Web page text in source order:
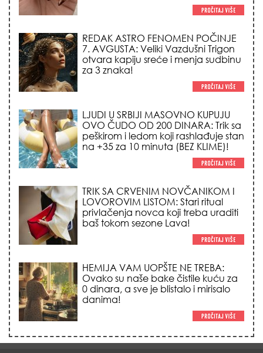
REDAK ASTRO FENOMEN POČINJE
7. AVGUSTA: Veliki Vazdušni Trigon
otvara kapiju sreće i menja sudbinu
za 3 znaka!
LJUDI U SRBIJI MASOVNO KUPUJU
OVO ČUDO OD 200 DINARA: Trik sa
peškirom i ledom koji rashlađuje stan
na +35 za 10 minuta (BEZ KLIME)!
TRIK SA CRVENIM NOVČANIKOM I
LOVOROVIM LISTOM: Stari ritual
privlačenja novca koji treba uraditi
baš tokom sezone Lava!
HEMIJA VAM UOPŠTE NE TREBA:
Ovako su naše bake čistile kuću za
0 dinara, a sve je blistalo i mirisalo
danima!
Trik od 0 dinara sa ledom i